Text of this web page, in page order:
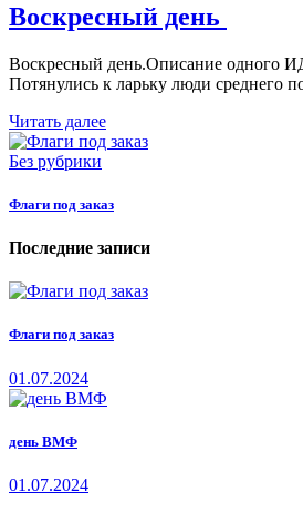
Воскресный день
Воскресный день.Описание одного
Потянулись к ларьку люди среднего
Читать далее
Без рубрики
Флаги под заказ
Последние записи
Флаги под заказ
01.07.2024
день ВМФ
01.07.2024